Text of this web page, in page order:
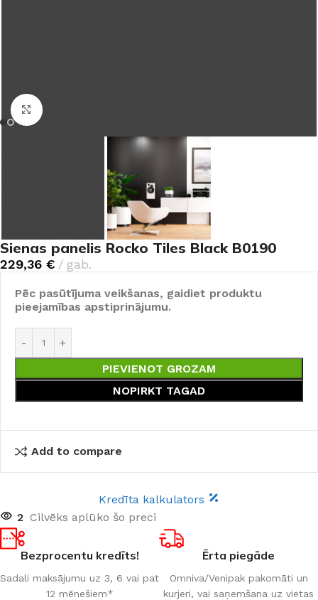
Noklikšķiniet, lai palielinātu
Sienas panelis Rocko Tiles Black B0190
229,36 € gab.
Pēc pasūtījuma veikšanas, gaidiet produktu
pieejamības apstiprinājumu.
PIEVIENOT GROZAM
NOPIRKT TAGAD
Add to compare
Kredīta kalkulators
2 Cilvēks aplūko šo preci
Bezprocentu kredīts!
Sadali maksājumu uz 3, 6 vai pat
12 mēnešiem*
Ērta piegāde
Omniva/Venipak pakomāti un
kurjeri, vai saņemšana uz vietas